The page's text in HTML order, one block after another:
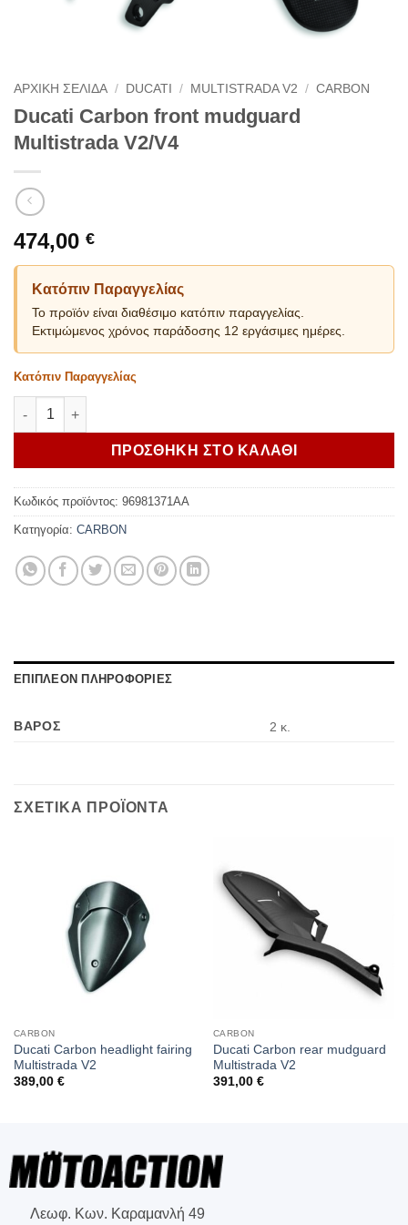
ΑΡΧΙΚΗ ΣΕΛΙΔΑ / DUCATI / MULTISTRADA V2 / CARBON
Ducati Carbon front mudguard
Multistrada V2/V4
474,00 €
Κατόπιν Παραγγελίας
Το προϊόν είναι διαθέσιμο κατόπιν παραγγελίας.
Εκτιμώμενος χρόνος παράδοσης 12 εργάσιμες ημέρες.
Κατόπιν Παραγγελίας
Ducati Carbon front mudguard Multistrada V2/V4 ποσότητα
ΠΡΟΣΘΗΚΗ ΣΤΟ ΚΑΛΑΘΙ
Κωδικός προϊόντος: 96981371AA
Κατηγορία: CARBON
ΕΠΙΠΛΕΟΝ ΠΛΗΡΟΦΟΡΙΕΣ
ΒΑΡΟΣ 2 κ.
ΣΧΕΤΙΚΑ ΠΡΟΪΟΝΤΑ
CARBON
Ducati Carbon headlight fairing
Multistrada V2
389,00 €
CARBON
Ducati Carbon rear mudguard
Multistrada V2
391,00 €
Λεωφ. Κων. Καραμανλή 49